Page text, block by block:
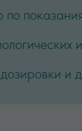
по
и